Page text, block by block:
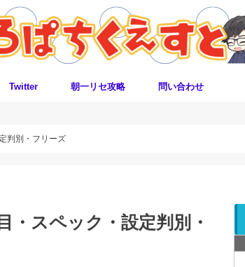
Twitter 朝一リセ攻略 問い合わせ
判別・フリーズ
・スペック・設定判別・